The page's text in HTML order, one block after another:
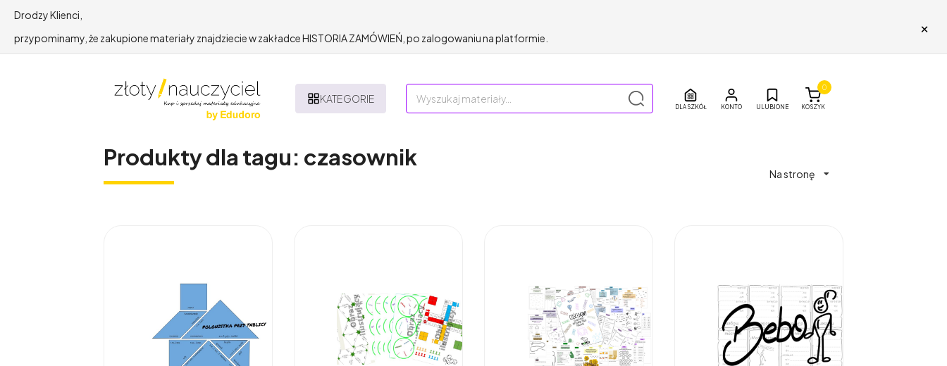
Drodzy Klienci,
przypominamy, że zakupione materiały znajdziecie w zakładce HISTORIA ZAMÓWIEŃ, po zalogowaniu na platformie.
×
KATEGORIE
DLA SZKÓŁ ULUBIONE KOSZYK
0
Produkty dla tagu: czasownik
Na stronę